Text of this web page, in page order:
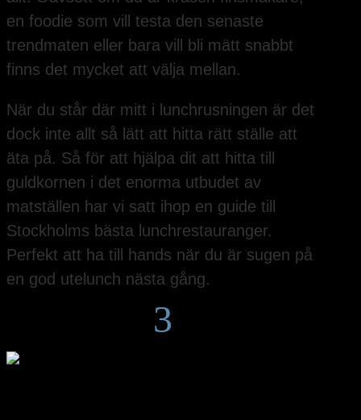
en foodie som vill testa den senaste
trendmaten eller bara vill bli mätt snabbt
finns det mycket att välja mellan.
När du står där mitt i lunchrusningen är det
dock inte allt så lätt att hitta rätt ställe att
äta på. Så för att hjälpa dit att hitta till
guldkornen i det enorma utbudet av
matställen har vi satt ihop en guide till
Stockholms bästa lunchrestauranger.
Perfekt att ha till hands när du är sugen på
en god utelunch nästa gång.
3